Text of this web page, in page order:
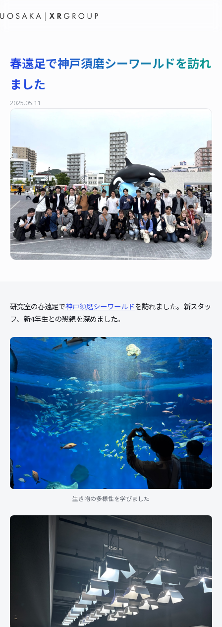
春遠足で神戸須磨シーワールドを訪れ
ました
2025.05.11
研究室の春遠足で神戸須磨シーワールドを訪れました。新スタッ
フ、新4年生との懇親を深めました。
生き物の多様性を学びました